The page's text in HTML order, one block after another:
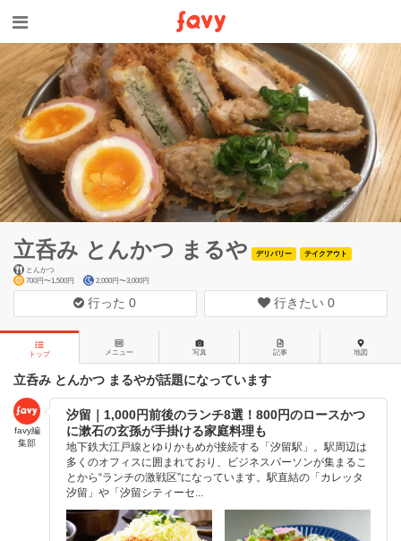
立呑み とんかつ まるや デリバリー
テイクアウト
とんかつ
700円〜1,500円
2,000円〜3,000円
行った0 行きたい 0
トップ メニュー 写真 記事 地図
立呑み とんかつ まるやが話題になっています
favy編
集部
汐留｜1,000円前後のランチ8選！800円のロースかつ
に漱石の玄孫が手掛ける家庭料理も
地下鉄大江戸線とゆりかもめが接続する「汐留駅」。駅周辺は
多くのオフィスに囲まれており、ビジネスパーソンが集まるこ
とから“ランチの激戦区”になっています。駅直結の「カレッタ
汐留」や「汐留シティーセ...